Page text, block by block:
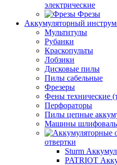
электрические
Фрезы
Аккумуляторный
Мультитулы
Рубанки
Краскопульты
Лобзики
Дисковые пилы
Пилы сабельные
Фрезеры
Фены технические
Перфораторы
Пилы цепные
Машины
отвертки
Sturm
PATRIOT